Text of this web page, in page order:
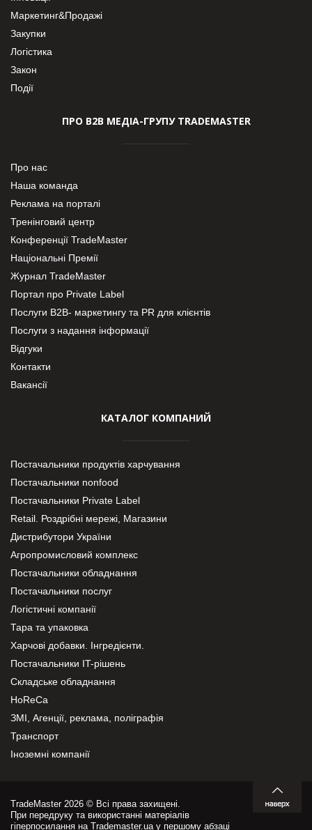
Маркетинг&Продажі
Закупки
Логістика
Закон
Події
ПРО В2В МЕДІА-ГРУПУ TRADEMASTER
Про нас
Наша команда
Реклама на порталі
Тренінговий центр
Конференції TradeMaster
Національні Премії
Журнал TradeMaster
Портал про Private Label
Послуги В2В- маркетингу та PR для клієнтів
Послуги з надання інформації
Відгуки
Контакти
Вакансії
КАТАЛОГ КОМПАНИЙ
Постачальники продуктів харчування
Постачальники nonfood
Постачальники Private Label
Retail. Роздрібні мережі, Магазини
Дистрибутори України
Агропромисловий комплекс
Постачальники обладнання
Постачальники послуг
Логістичні компанії
Тара та упаковка
Харчові добавки. Інгредієнти.
Постачальники IT-рішень
Складське обладнання
HoReCa
ЗМІ, Агенції, реклама, поліграфія
Транспорт
Іноземні компанії
TradeMaster 2026 © Всі права захищені.
При передруку та використанні матеріалів
гіперпосилання на Trademaster.ua у першому абзаці